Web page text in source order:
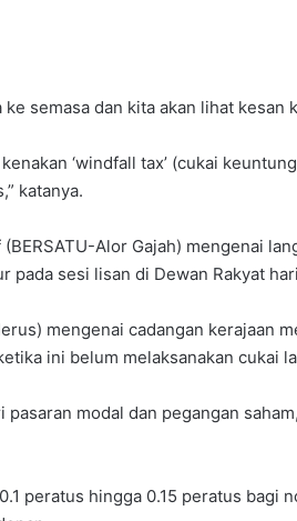
semasa dan kita akan lihat
‘windfall tax’ (cukai
katanya.
Alor Gajah) mengenai
pada sesi lisan di Dewan Rakyat
mengenai cadangan kerajaan
ini belum melaksanakan cukai
modal dan pegangan
peratus hingga 0.15 peratus bagi